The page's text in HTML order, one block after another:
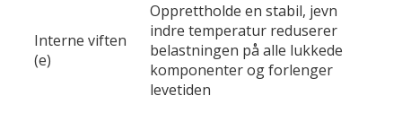
Interne viften
(e)
Opprettholde en stabil, jevn
indre temperatur reduserer
belastningen på alle lukkede
komponenter og forlenger
levetiden